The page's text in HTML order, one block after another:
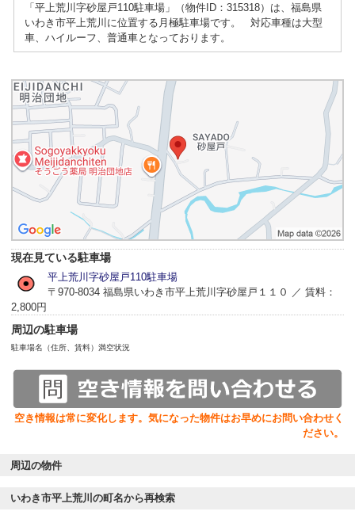
「平上荒川字砂屋戸110駐車場」（物件ID：315318）は、福島県
いわき市平上荒川に位置する月極駐車場です。 対応車種は大型
車、ハイルーフ、普通車となっております。
現在見ている駐車場
平上荒川字砂屋戸110駐車場
〒970-8034 福島県いわき市平上荒川字砂屋戸１１０ ／ 賃料：
2,800円
周辺の駐車場
駐車場名（住所、賃料） 満空状況
空き情報は常に変化します。気になった物件はお早めにお問い合わせく
ださい。
周辺の物件
いわき市平上荒川の町名から再検索